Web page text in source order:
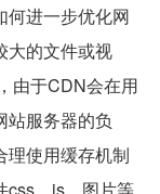
何进一步优化网
大的文件或视
由于CDN会在用
站服务器的负
理使用缓存机制
css、js、图片等